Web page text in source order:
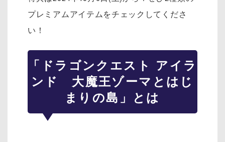
プレミアムアイテムをチェックしてくださ
い！
「ドラゴンクエスト アイラ
ンド 大魔王ゾーマとはじ
まりの島」とは